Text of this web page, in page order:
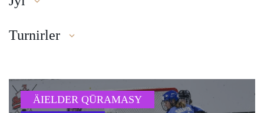
Turnirler
ÄIELDER QŪRAMASY